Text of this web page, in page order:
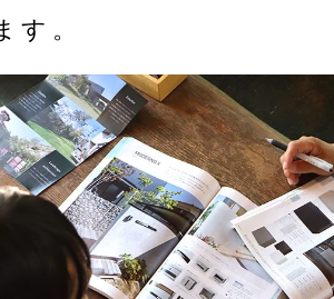
す。